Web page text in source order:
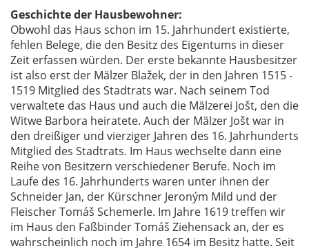
Geschichte der Hausbewohner:
Obwohl das Haus schon im 15. Jahrhundert existierte,
fehlen Belege, die den Besitz des Eigentums in dieser
Zeit erfassen würden. Der erste bekannte Hausbesitzer
ist also erst der Mälzer Blažek, der in den Jahren 1515 -
1519 Mitglied des Stadtrats war. Nach seinem Tod
verwaltete das Haus und auch die Mälzerei Jošt, den die
Witwe Barbora heiratete. Auch der Mälzer Jošt war in
den dreißiger und vierziger Jahren des 16. Jahrhunderts
Mitglied des Stadtrats. Im Haus wechselte dann eine
Reihe von Besitzern verschiedener Berufe. Noch im
Laufe des 16. Jahrhunderts waren unter ihnen der
Schneider Jan, der Kürschner Jeroným Mild und der
Fleischer Tomáš Schemerle. Im Jahre 1619 treffen wir
im Haus den Faßbinder Tomáš Ziehensack an, der es
wahrscheinlich noch im Jahre 1654 im Besitz hatte. Seit